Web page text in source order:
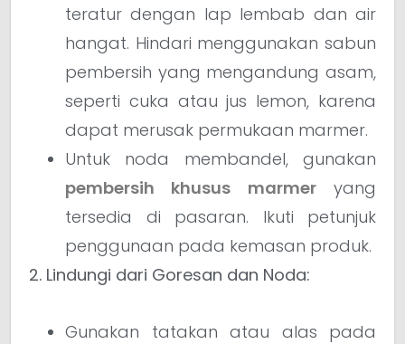
teratur dengan lap lembab dan air
hangat. Hindari menggunakan sabun
pembersih yang mengandung asam,
seperti cuka atau jus lemon, karena
dapat merusak permukaan marmer.
Untuk noda membandel, gunakan
pembersih khusus marmeryang
tersedia di pasaran. Ikuti petunjuk
penggunaan pada kemasan produk.
2. Lindungi dari Goresan dan Noda:
Gunakan tatakan atau alas pada